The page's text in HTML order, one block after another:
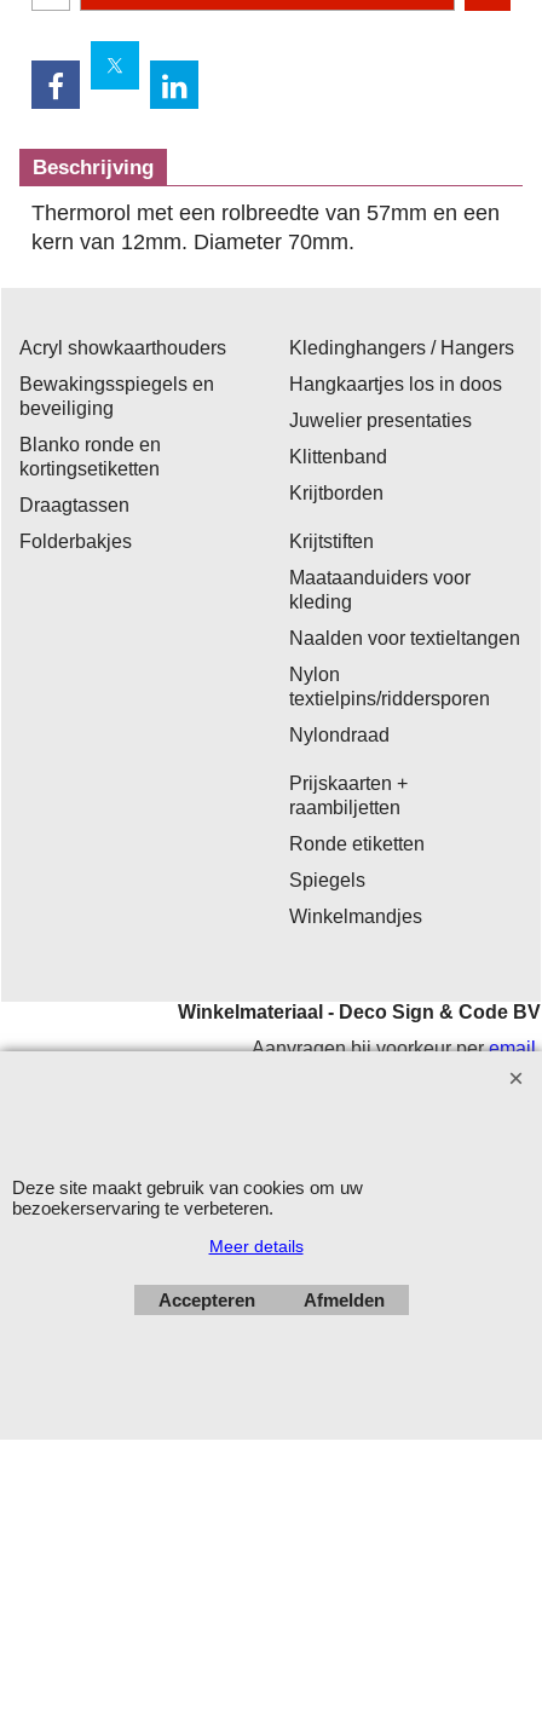
Beschrijving
Thermorol met een rolbreedte van 57mm en een
kern van 12mm. Diameter 70mm.
Acryl showkaarthouders
Bewakingsspiegels en
beveiliging
Blanko ronde en
kortingsetiketten
Draagtassen
Folderbakjes
Kledinghangers / Hangers
Hangkaartjes los in doos
Juwelier presentaties
Klittenband
Krijtborden
Krijtstiften
Maataanduiders voor
kleding
Naalden voor textieltangen
Nylon
textielpins/riddersporen
Nylondraad
Prijskaarten +
raambiljetten
Ronde etiketten
Spiegels
Winkelmandjes
Winkelmateriaal - Deco Sign & Code BV
Aanvragen bij voorkeur peremail.
Openingstijden: maandag - vrijdag 9.00-12.00 en 13.00-16.00
Deze site maakt gebruik van cookies om uw
bezoekerservaring te verbeteren.
Meer details
Accepteren Afmelden